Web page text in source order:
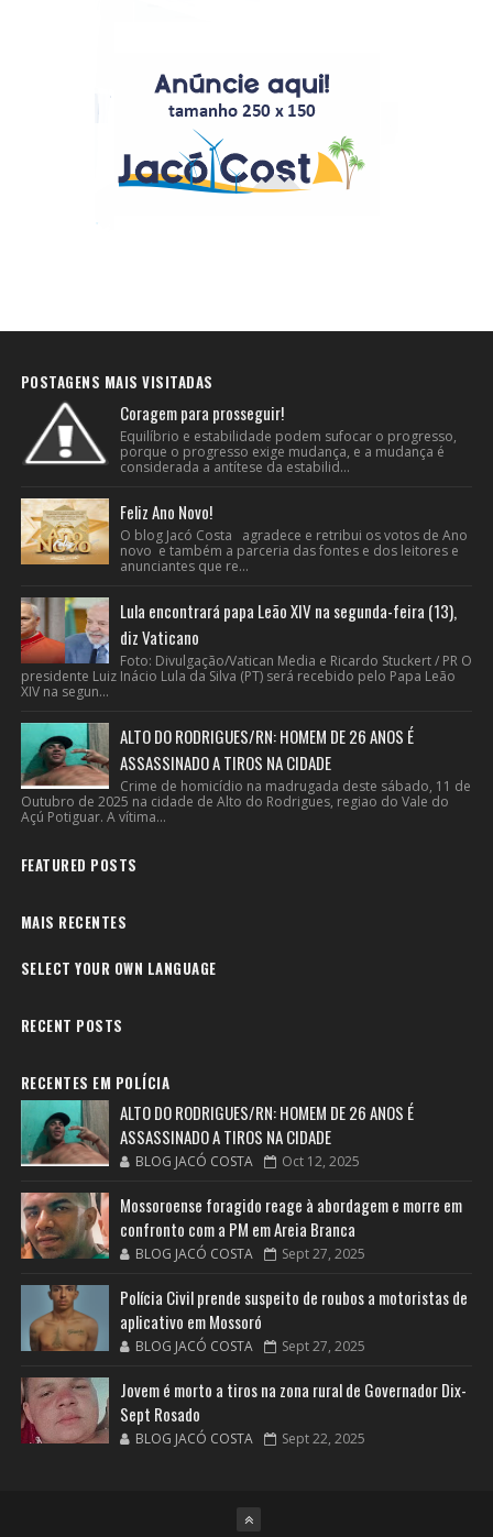
POSTAGENS MAIS VISITADAS
Coragem para prosseguir!
Equilíbrio e estabilidade podem sufocar o progresso,
porque o progresso exige mudança, e a mudança é
considerada a antítese da estabilid...
Feliz Ano Novo!
O blog Jacó Costa agradece e retribui os votos de Ano
novo e também a parceria das fontes e dos leitores e
anunciantes que re...
Lula encontrará papa Leão XIV na segunda-feira (13),
diz Vaticano
Foto: Divulgação/Vatican Media e Ricardo Stuckert / PR O
presidente Luiz Inácio Lula da Silva (PT) será recebido pelo Papa Leão
XIV na segun...
ALTO DO RODRIGUES/RN: HOMEM DE 26 ANOS É
ASSASSINADO A TIROS NA CIDADE
Crime de homicídio na madrugada deste sábado, 11 de
Outubro de 2025 na cidade de Alto do Rodrigues, regiao do Vale do
Açú Potiguar. A vítima...
FEATURED POSTS
MAIS RECENTES
SELECT YOUR OWN LANGUAGE
RECENT POSTS
RECENTES EM POLÍCIA
ALTO DO RODRIGUES/RN: HOMEM DE 26 ANOS É
ASSASSINADO A TIROS NA CIDADE
BLOG JACÓ COSTA Oct 12, 2025
Mossoroense foragido reage à abordagem e morre em
confronto com a PM em Areia Branca
BLOG JACÓ COSTA Sept 27, 2025
Polícia Civil prende suspeito de roubos a motoristas de
aplicativo em Mossoró
BLOG JACÓ COSTA Sept 27, 2025
Jovem é morto a tiros na zona rural de Governador Dix-
Sept Rosado
BLOG JACÓ COSTA Sept 22, 2025